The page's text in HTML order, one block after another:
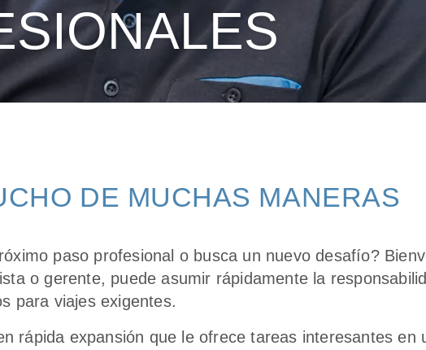
DE MUCHAS MANERAS
paso profesional o busca un nuevo desafío?
o gerente, puede asumir rápidamente la
para viajes exigentes.
rápida expansión que le ofrece tareas interesantes en